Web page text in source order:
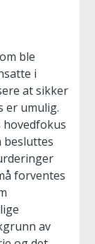
ble
i
at sikker
er umulig.
besluttes
forventes
av